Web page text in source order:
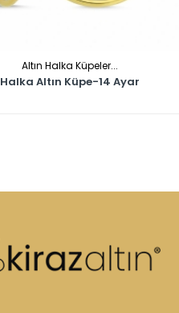
Altın Halka Küpeler...
Halka Altın Küpe-14 Ayar